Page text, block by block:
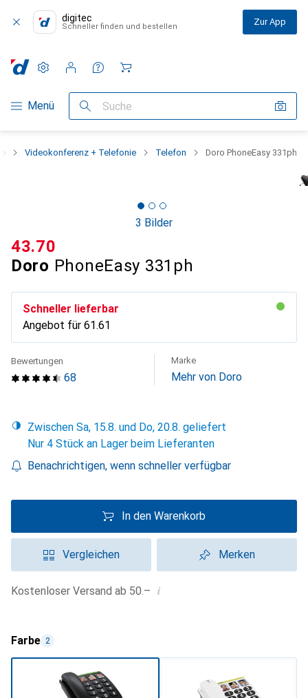
digitec
Schneller finden und bestellen Zur App
Navigation nach Kategorien
Menü Suche
Einstellungen
Kundenkonto
Vergleichslisten
Merklisten
Warenkorb
Videokonferenz + Telefonie Telefon Doro PhoneEasy 331ph
3 Bilder
Doro PhoneEasy 331ph
CHF
43.70
Schneller lieferbar
Angebot für CHF
61.61
68
Bewertungen Marke
Mehr von Doro
Zwischen Sa, 15.8. und Do, 20.8. geliefert
Nur 4 Stück an Lager beim Lieferanten
Benachrichtigen, wenn schneller verfügbar
In den Warenkorb
Vergleichen Merken
Kostenloser Versand ab 50.– i
Farbe 2